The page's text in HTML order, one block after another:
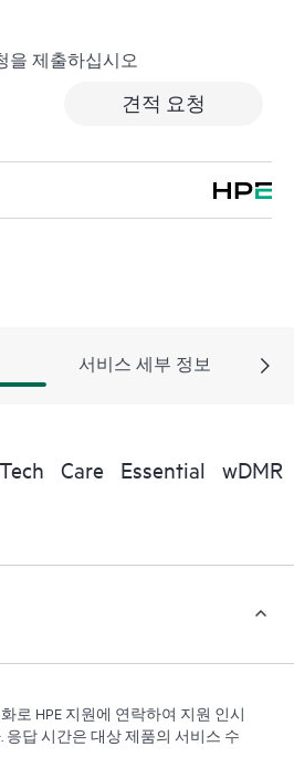
니다. 고객은 특정 워크로드의 컨
에 대한 액세스를 제공받으며,
지원 대상 제품의 운영, 관리, 보
를 제공함으로써 기존의 지원
한 실행 가능한 데이터와 HPE
지원되는 지원 계약을 제공하는
식을 인지하여 더 쉽게 자산을 관
운 셀프 서비스 툴을 활용하여 고
지 않고도 특정 활동을 수행할
부터 클라우드까지 우수한 운영
을 제출하십시오
견적 요청
서비스 세부 정보
Care Essential wDMR
로 HPE 지원에 연락하여 지원 인시
응답 시간은 대상 제품의 서비스 수